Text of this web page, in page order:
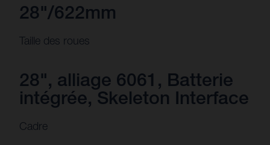
28"/622mm
Taille des roues
28", alliage 6061, Batterie
intégrée, Skeleton Interface
Cadre